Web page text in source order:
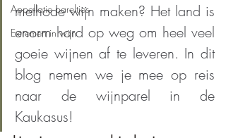
Appellatie pareltjes
Extremen in wijn
methode wijn maken? Het land is
enorm hard op weg om heel veel
goeie wijnen af te leveren. In dit
blog nemen we je mee op reis
naar de wijnparel in de
Kaukasus!